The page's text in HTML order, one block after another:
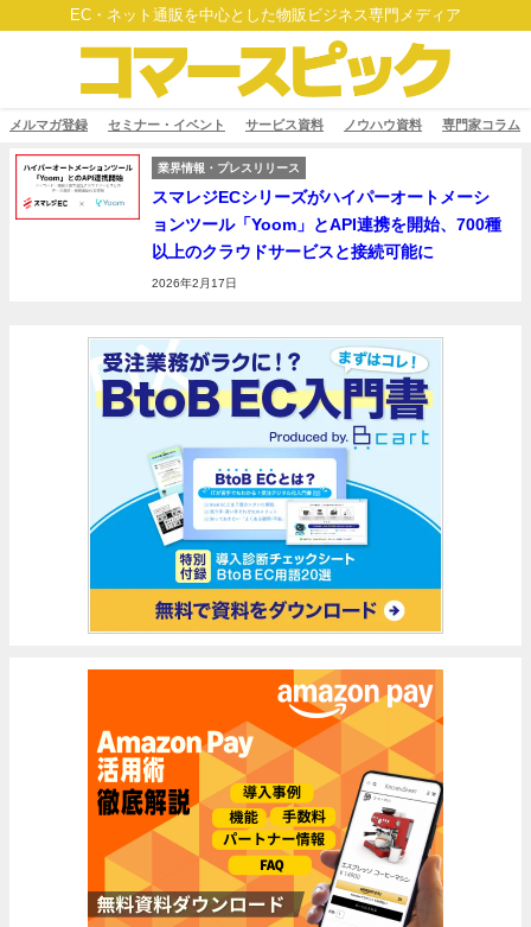
EC・ネット通販を中心とした物販ビジネス専門メディア
メルマガ登録 セミナー・イベント サービス資料 ノウハウ資料 専門家コラム
業界情報・プレスリリース
スマレジECシリーズがハイパーオートメーシ
ョンツール「Yoom」とAPI連携を開始、700種
以上のクラウドサービスと接続可能に
2026年2月17日